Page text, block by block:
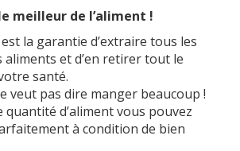
meilleur de l’aliment !
la garantie d’extraire tous les
et d’en retirer tout le
santé.
veut pas dire manger beaucoup !
quantité d’aliment vous pouvez
à condition de bien